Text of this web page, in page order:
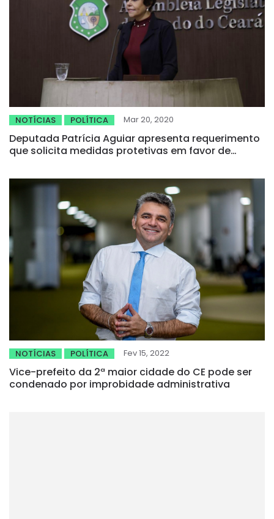
NOTÍCIAS POLÍTICA Mar 20, 2020
Deputada Patrícia Aguiar apresenta requerimento
que solicita medidas protetivas em favor de
NOTÍCIAS POLÍTICA Fev 15, 2022
Vice-prefeito da 2ª maior cidade do CE pode ser
condenado por improbidade administrativa